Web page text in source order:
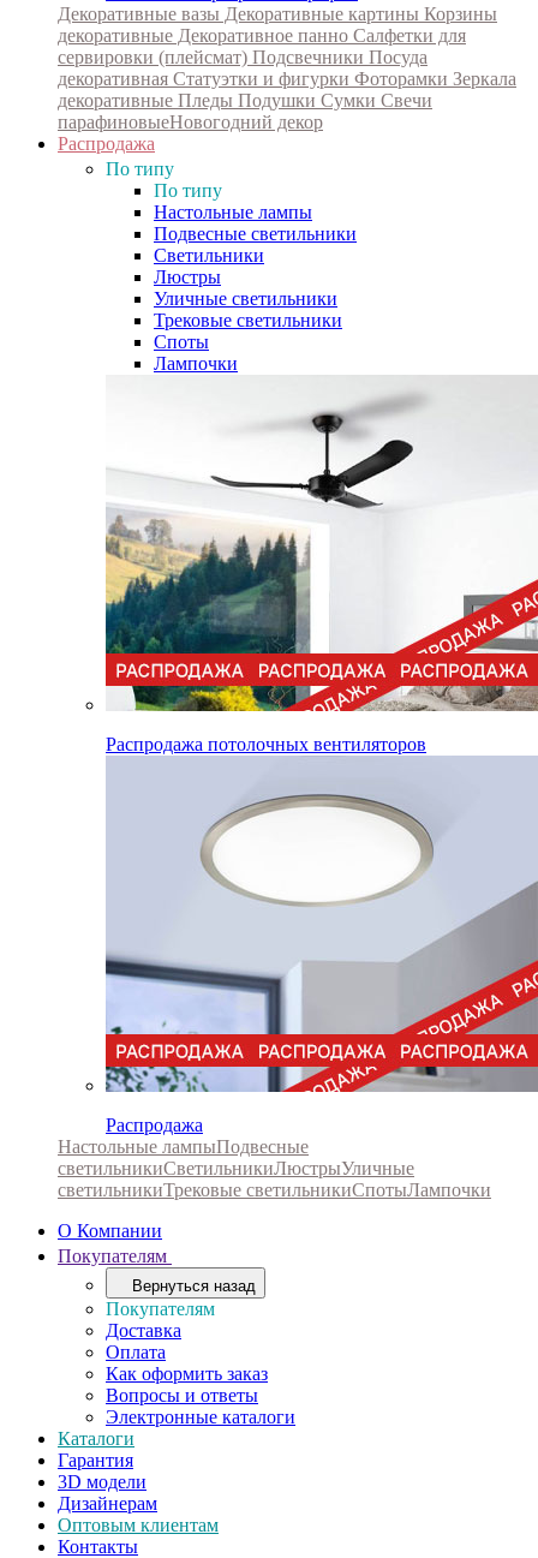
Декоративные вазы Декоративные картины Корзины
декоративные Декоративное панно Салфетки для
сервировки (плейсмат) Подсвечники Посуда
декоративная Статуэтки и фигурки Фоторамки Зеркала
декоративные Пледы Подушки Сумки Свечи
парафиновыеНовогодний декор
Распродажа
По типу
По типу
Настольные лампы
Подвесные светильники
Светильники
Люстры
Уличные светильники
Трековые светильники
Споты
Лампочки
Распродажа потолочных вентиляторов
Распродажа
Настольные лампыПодвесные
светильникиСветильникиЛюстрыУличные
светильникиТрековые светильникиСпотыЛампочки
О Компании
Покупателям
Вернуться назад
Покупателям
Доставка
Оплата
Как оформить заказ
Вопросы и ответы
Электронные каталоги
Каталоги
Гарантия
3D модели
Дизайнерам
Оптовым клиентам
Контакты